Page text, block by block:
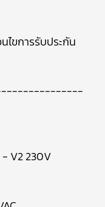
ไขการรับประกัน
- V2 230V